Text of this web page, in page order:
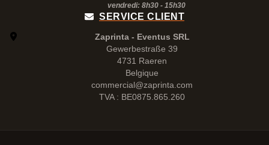
vendredi: 8h30 - 15h30
SERVICE CLIENT
Zaprinta - Eventus SRL
Gewerbestraße 39
4731 Raeren
Belgique
commercial@zaprinta.com
TVA : BE0875.865.260